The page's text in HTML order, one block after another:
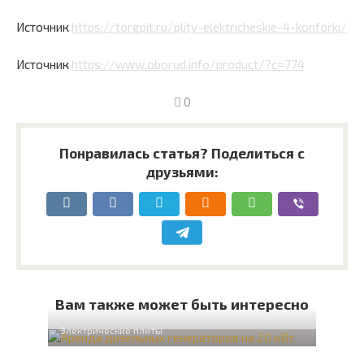
Источник https://torgpit.ru/plity-elektricheskie-4-konforki/
Источник https://www.oborud.info/product/?c=774
0
Понравилась статья? Поделиться с
друзьями:
Вам также может быть интересно
Электрические плиты